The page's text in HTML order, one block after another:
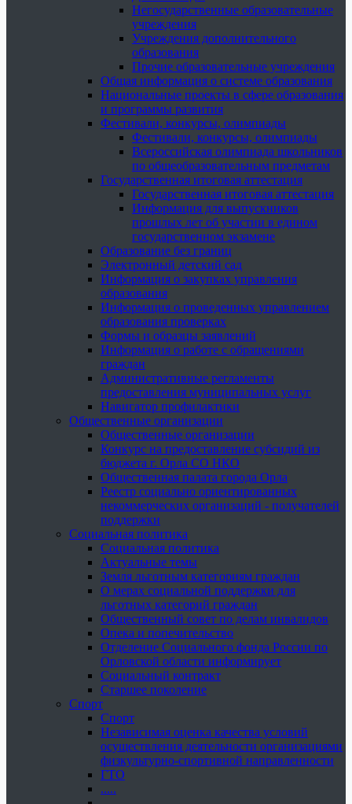
Негосударственные образовательные
учреждения
Учреждения дополнительного
образования
Прочие образовательные учреждения
Общая информация о системе образования
Национальные проекты в сфере образования
и программы развития
Фестивали, конкурсы, олимпиады
Фестивали, конкурсы, олимпиады
Всероссийская олимпиада школьников
по общеобразовательным предметам
Государственная итоговая аттестация
Государственная итоговая аттестация
Информация для выпускников
прошлых лет об участии в едином
государственном экзамене
Образование без границ
Электронный детский сад
Информация о закупках управления
образования
Информация о проведенных управлением
образования проверках
Формы и образцы заявлений
Информация о работе с обращениями
граждан
Административные регламенты
предоставления муниципальных услуг
Навигатор профилактики
Общественные организации
Общественные организации
Конкурс на предоставление субсидий из
бюджета г. Орла СО НКО
Общественная палата города Орла
Реестр социально ориентированных
некоммерческих организаций - получателей
поддержки
Социальная политика
Социальная политика
Актуальные темы
Земля льготным категориям граждан
О мерах социальной поддержки для
льготных категорий граждан
Общественный совет по делам инвалидов
Опека и попечительство
Отделение Социального фонда России по
Орловской области информирует
Социальный контракт
Старшее поколение
Спорт
Спорт
Независимая оценка качества условий
осуществления деятельности организациями
физкультурно-спортивной направленности
ГТО
.....